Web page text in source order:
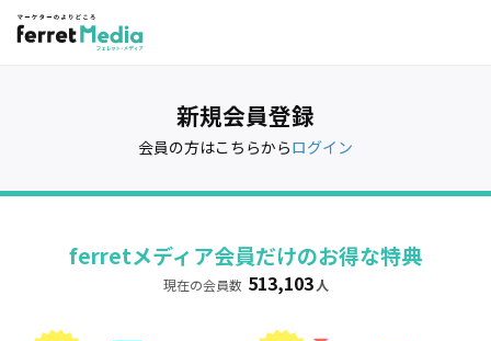
新規会員登録
会員の方はこちらからログイン
ferretメディア会員だけのお得な特典
現在の会員数 513,103 人